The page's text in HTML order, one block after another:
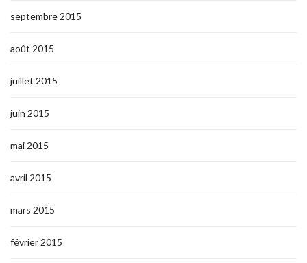
septembre 2015
août 2015
juillet 2015
juin 2015
mai 2015
avril 2015
mars 2015
février 2015